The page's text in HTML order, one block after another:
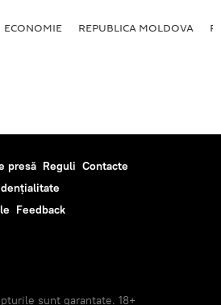
ECONOMIE REPUBLICA MOLDOVA
presă Reguli Contacte
Feedback
sunt garantate. 18+